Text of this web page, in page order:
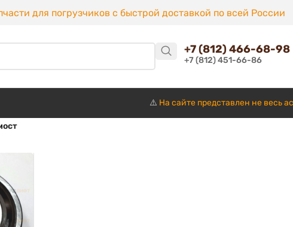
для погрузчиков с быстрой доставкой по всей России
+7 (812) 466-68-98
+7 (812) 451-66-86
⚠️ На сайте представлен не весь